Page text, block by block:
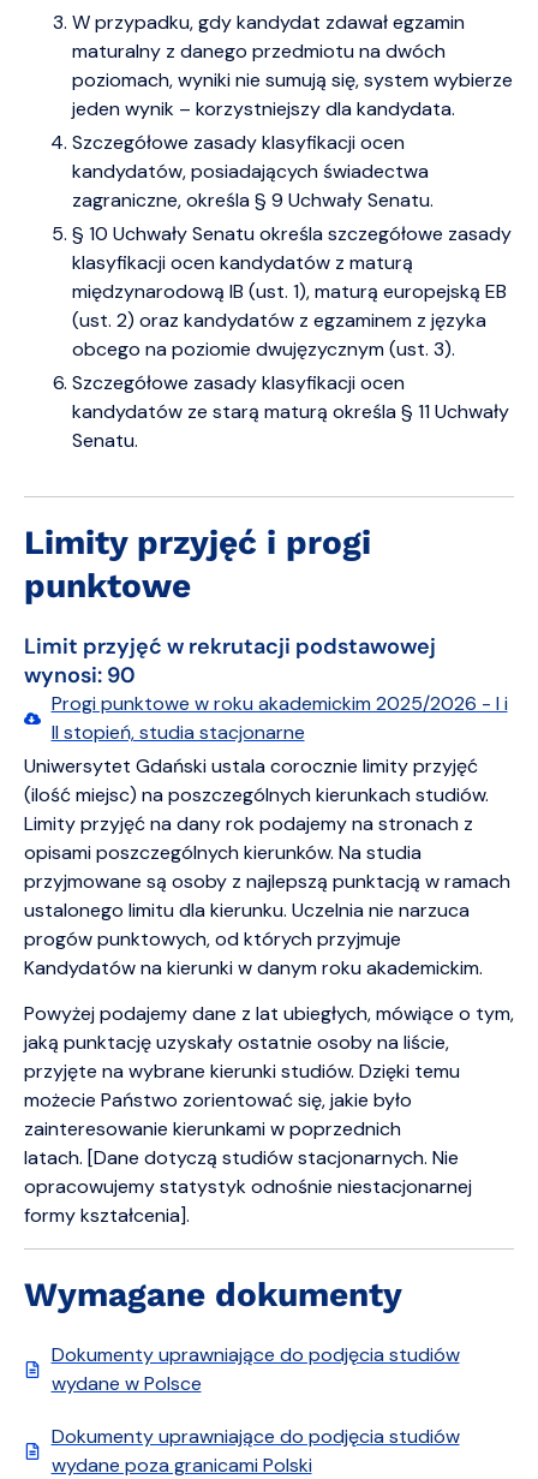
W przypadku, gdy kandydat zdawał egzamin
maturalny z danego przedmiotu na dwóch
poziomach, wyniki nie sumują się, system wybierze
jeden wynik – korzystniejszy dla kandydata.
Szczegółowe zasady klasyfikacji ocen
kandydatów, posiadających świadectwa
zagraniczne, określa § 9 Uchwały Senatu.
§ 10 Uchwały Senatu określa szczegółowe zasady
klasyfikacji ocen kandydatów z maturą
międzynarodową IB (ust. 1), maturą europejską EB
(ust. 2) oraz kandydatów z egzaminem z języka
obcego na poziomie dwujęzycznym (ust. 3).
Szczegółowe zasady klasyfikacji ocen
kandydatów ze starą maturą określa § 11 Uchwały
Senatu.
Limity przyjęć i progi
punktowe
Limit przyjęć w rekrutacji podstawowej
wynosi: 90
Progi punktowe w roku akademickim 2025/2026 - I i
II stopień, studia stacjonarne
Uniwersytet Gdański ustala corocznie limity przyjęć
(ilość miejsc) na poszczególnych kierunkach studiów.
Limity przyjęć na dany rok podajemy na stronach z
opisami poszczególnych kierunków. Na studia
przyjmowane są osoby z najlepszą punktacją w ramach
ustalonego limitu dla kierunku. Uczelnia nie narzuca
progów punktowych, od których przyjmuje
Kandydatów na kierunki w danym roku akademickim.
Powyżej podajemy dane z lat ubiegłych, mówiące o tym,
jaką punktację uzyskały ostatnie osoby na liście,
przyjęte na wybrane kierunki studiów. Dzięki temu
możecie Państwo zorientować się, jakie było
zainteresowanie kierunkami w poprzednich
latach. [Dane dotyczą studiów stacjonarnych. Nie
opracowujemy statystyk odnośnie niestacjonarnej
formy kształcenia].
Wymagane dokumenty
Dokumenty uprawniające do podjęcia studiów
wydane w Polsce
Dokumenty uprawniające do podjęcia studiów
wydane poza granicami Polski